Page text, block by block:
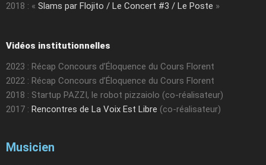
2018 : « Slams par Flojito / Le Concert #3 / Le Poste »
Vidéos institutionnelles
2023 : Récap Concours d’Éloquence du Cours Florent
2022 : Récap Concours d’Éloquence du Cours Florent
2018 : Startup PAZZI, le robot pizzaiolo (co-réalisateur)
2017 : Rencontres de La Voix Est Libre (co-réalisateur)
Musicien